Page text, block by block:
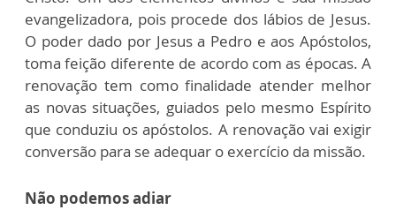
evangelizadora, pois procede dos lábios de Jesus.
O poder dado por Jesus a Pedro e aos Apóstolos,
toma feição diferente de acordo com as épocas. A
renovação tem como finalidade atender melhor
as novas situações, guiados pelo mesmo Espírito
que conduziu os apóstolos. A renovação vai exigir
conversão para se adequar o exercício da missão.
Não podemos adiar